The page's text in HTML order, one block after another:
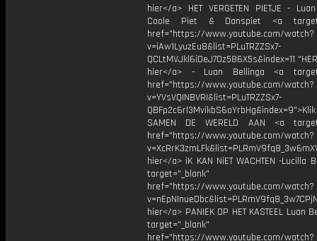
hier</a> HET VERGETEN PIETJE -
Coole Piet & Danspiet <a
href="https://www.youtube.com/watch?
v=iAw1LyuzEu8&list=PLuTRZZSx7-
QCLtMVJkl6iDeJ7Oz586X5s&index=11
hier</a> - Luan Bellinga <a
href="https://www.youtube.com/watch?
v=YVsVQINBVRI&list=PLuTRZZSx7-
SAMEN DE WERELD AAN <a
href="https://www.youtube.com/watch?
hier</a> iK KAN NiET WACHTEN -Lucilla
target="_blank"
href="https://www.youtube.com/watch?
hier</a> PANIEK OP HET KASTEEL Luan
target="_blank"
href="https://www.youtube.com/watch?